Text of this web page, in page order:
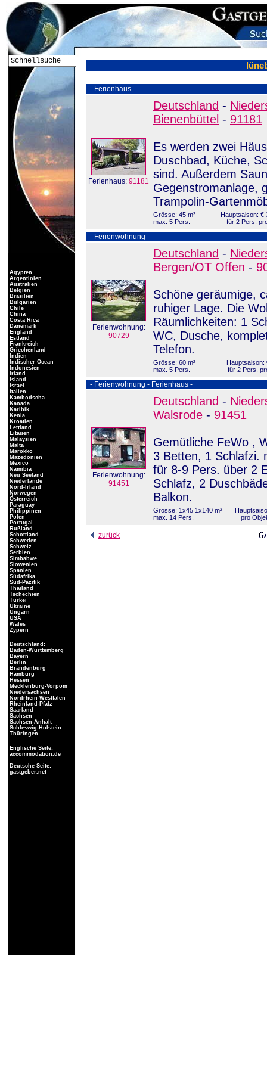
- Ferienhaus -
Ferienhaus: 91181
Deutschland -
Bienenbüttel - 91181
Es werden zwei
Duschbad, Küche,
sind. Außerdem
Gegenstromanlage,
Trampolin-
Grösse: 45 m²
max. 5 Pers.
Hauptsaison: €
für 2 Pers.
- Ferienwohnung -
Ferienwohnung:
90729
Deutschland -
Bergen/OT Offen -
Schöne geräumige,
ruhiger Lage. Die
Räumlichkeiten: 1
WC, Dusche,
Telefon.
Grösse: 60 m²
max. 5 Pers.
Hauptsaison:
für 2 Pers.
- Ferienwohnung - Ferienhaus -
Ferienwohnung:
91451
Deutschland -
Walsrode - 91451
Gemütliche FeWo ,
3 Betten, 1 Schlafzi.
für 8-9 Pers. über 2
Schlafz, 2
Balkon.
Grösse: 1x45 1x140 m²
max. 14 Pers.
pro
zurück
Ägypten
Argentinien
Australien
Belgien
Brasilien
Bulgarien
Chile
China
Costa Rica
Dänemark
England
Estland
Frankreich
Griechenland
Indien
Indischer Ocean
Indonesien
Irland
Island
Israel
Italien
Kambodscha
Kanada
Karibik
Kenia
Kroatien
Lettland
Litauen
Malaysien
Malta
Marokko
Mazedonien
Mexico
Namibia
Neu Seeland
Niederlande
Nord-Irland
Norwegen
Österreich
Paraguay
Philippinen
Polen
Portugal
Rußland
Schottland
Schweden
Schweiz
Serbien
Simbabwe
Slowenien
Spanien
Südafrika
Süd-Pazifik
Thailand
Tschechien
Türkei
Ukraine
Ungarn
USA
Wales
Zypern
Deutschland:
Baden-Württemberg
Bayern
Berlin
Brandenburg
Hamburg
Hessen
Mecklenburg-Vorpom
Niedersachsen
Nordrhein-Westfalen
Rheinland-Pfalz
Saarland
Sachsen
Sachsen-Anhalt
Schleswig-Holstein
Thüringen
Englische Seite:
accommodation.de
Deutsche Seite:
gastgeber.net